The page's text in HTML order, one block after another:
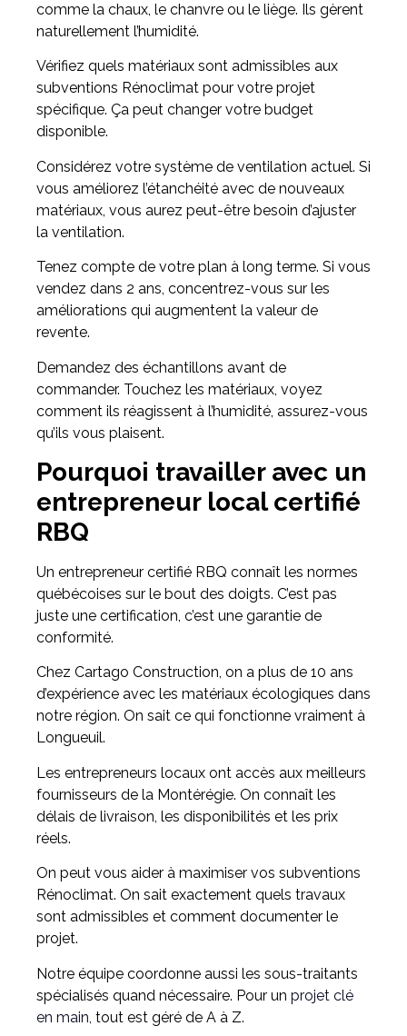
comme la chaux, le chanvre ou le liège. Ils gèrent
naturellement l’humidité.
Vérifiez quels matériaux sont admissibles aux
subventions Rénoclimat pour votre projet
spécifique. Ça peut changer votre budget
disponible.
Considérez votre système de ventilation actuel. Si
vous améliorez l’étanchéité avec de nouveaux
matériaux, vous aurez peut-être besoin d’ajuster
la ventilation.
Tenez compte de votre plan à long terme. Si vous
vendez dans 2 ans, concentrez-vous sur les
améliorations qui augmentent la valeur de
revente.
Demandez des échantillons avant de
commander. Touchez les matériaux, voyez
comment ils réagissent à l’humidité, assurez-vous
qu’ils vous plaisent.
Pourquoi travailler avec un
entrepreneur local certifié
RBQ
Un entrepreneur certifié RBQ connaît les normes
québécoises sur le bout des doigts. C’est pas
juste une certification, c’est une garantie de
conformité.
Chez Cartago Construction, on a plus de 10 ans
d’expérience avec les matériaux écologiques dans
notre région. On sait ce qui fonctionne vraiment à
Longueuil.
Les entrepreneurs locaux ont accès aux meilleurs
fournisseurs de la Montérégie. On connaît les
délais de livraison, les disponibilités et les prix
réels.
On peut vous aider à maximiser vos subventions
Rénoclimat. On sait exactement quels travaux
sont admissibles et comment documenter le
projet.
Notre équipe coordonne aussi les sous-traitants
spécialisés quand nécessaire. Pour un projet clé
en main, tout est géré de A à Z.